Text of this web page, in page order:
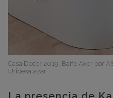
Casa Decor 2019. Baño Axor por
Uribesalazar